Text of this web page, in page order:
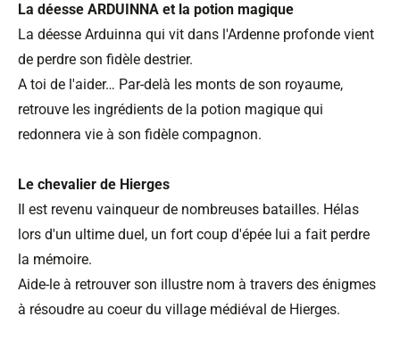
La déesse ARDUINNA et la potion magique
La déesse Arduinna qui vit dans l'Ardenne profonde vient
de perdre son fidèle destrier.
A toi de l'aider… Par-delà les monts de son royaume,
retrouve les ingrédients de la potion magique qui
redonnera vie à son fidèle compagnon.
Le chevalier de Hierges
Il est revenu vainqueur de nombreuses batailles. Hélas
lors d'un ultime duel, un fort coup d'épée lui a fait perdre
la mémoire.
Aide-le à retrouver son illustre nom à travers des énigmes
à résoudre au coeur du village médiéval de Hierges.